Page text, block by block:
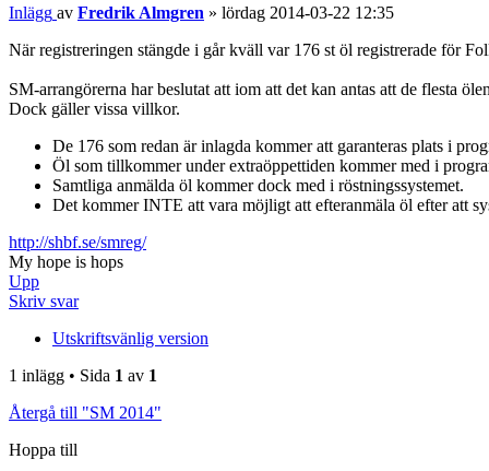
Inlägg av Fredrik Almgren » lördag 2014-03-22 12:35
När registreringen stängde i går kväll var 176 st öl registrerade för
SM-arrangörerna har beslutat att iom att det kan antas att de flesta
Dock gäller vissa villkor.
De 176 som redan är inlagda kommer att garanteras plats i
Öl som tillkommer under extraöppettiden kommer med i
Samtliga anmälda öl kommer dock med i röstningssystemet.
Det kommer INTE att vara möjligt att efteranmäla öl efter att
http://shbf.se/smreg/
My hope is hops
Upp
Skriv svar
Utskriftsvänlig version
1 inlägg • Sida 1 av 1
Återgå till "SM 2014"
Hoppa till